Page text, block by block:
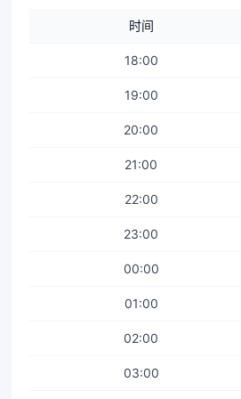
时间
18:00
19:00
20:00
21:00
22:00
23:00
00:00
01:00
02:00
03:00